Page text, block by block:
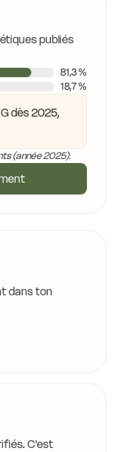
publiés
81,3 %
18,7 %
dès 2025,
(année 2025).
dans ton
C'est